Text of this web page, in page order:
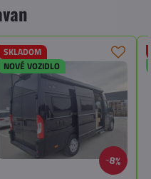
8%
SKLADOM
NOVÉ VOZIDLO